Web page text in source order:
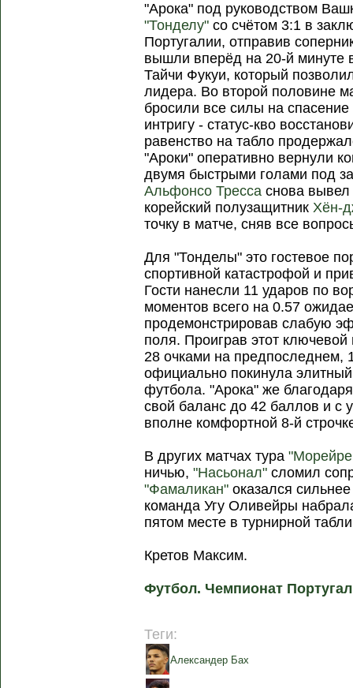
"Арока" под руководством
"Тонделу" со счётом 3:1 в
Португалии, отправив
вышли вперёд на 20-й минуте
Тайчи Фукуи, который
лидера. Во второй половине
бросили все силы на
интригу - статус-кво
равенство на табло
"Ароки" оперативно вернули
двумя быстрыми голами под
Альфонсо Тресса снова вывел
корейский полузащитникХён-
точку в матче, сняв все
Для "Тонделы" это гостевое
спортивной катастрофой и
Гости нанесли 11 ударов по
моментов всего на 0.57
продемонстрировав слабую
поля. Проиграв этот
28 очками на предпоследнем,
официально покинула элитный
футбола. "Арока" же
свой баланс до 42 баллов и с
вполне комфортной 8-й
В других матчах тура
ничью,"Насьонал" сломил
"Фамаликан" оказался
команда Угу Оливейры
пятом месте в турнирной
Кретов Максим.
Футбол. Чемпионат
Теги:
Александер Бах